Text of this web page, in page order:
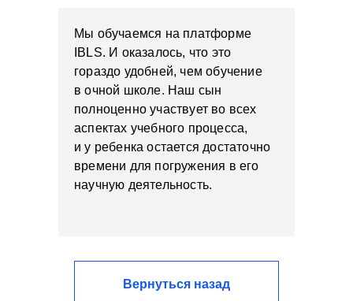
Вернуться назад
Мы обучаемся на платформе
IBLS. И оказалось, что это
гораздо удобней, чем обучение
в очной школе. Наш сын
полноценно участвует во всех
аспектах учебного процесса,
и у ребенка остается достаточно
времени для погружения в его
научную деятельность.